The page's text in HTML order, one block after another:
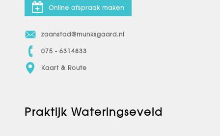
Online afspraak maken
zaanstad@munksgaard.nl
075 - 6314833
Kaart & Route
Praktijk Wateringseveld